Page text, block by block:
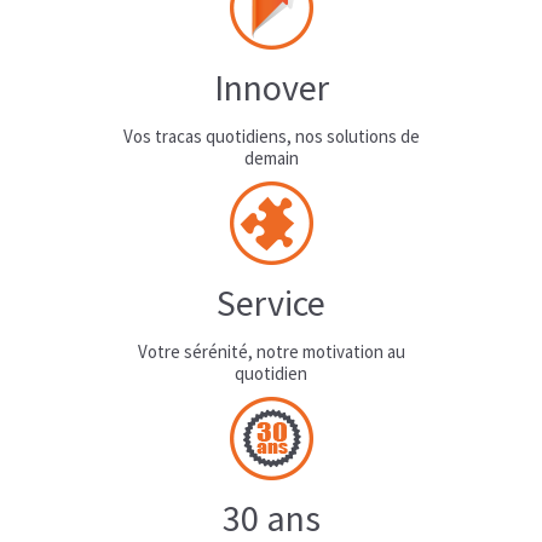
Innover
Vos tracas quotidiens, nos solutions de
demain
Service
Votre sérénité, notre motivation au
quotidien
30 ans